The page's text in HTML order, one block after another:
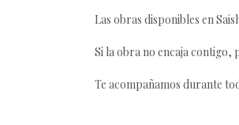
Las obras disponibles en
Si la obra no encaja
Te acompañamos durante